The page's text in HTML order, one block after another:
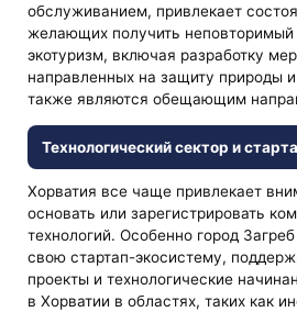
обслуживанием, привлекает
желающих получить неповторимый
экотуризм, включая разработку
направленных на защиту природы
также являются обещающим
Технологический сектор и
Хорватия все чаще привлекает
основать или зарегистрировать
технологий. Особенно город
свою стартап-экосистему,
проекты и технологические
в Хорватии в областях, таких как